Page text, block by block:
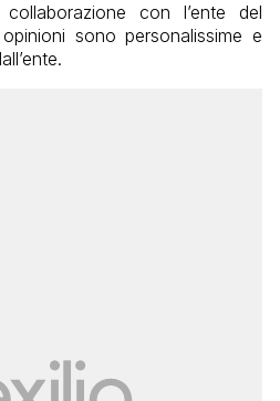
con l’ente del
sono personalissime e